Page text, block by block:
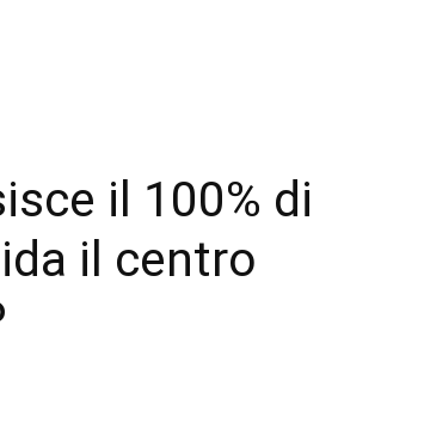
il 100% di
il centro